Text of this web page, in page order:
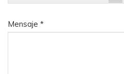
Mensaje *